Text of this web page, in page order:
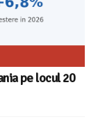
pe locul 20